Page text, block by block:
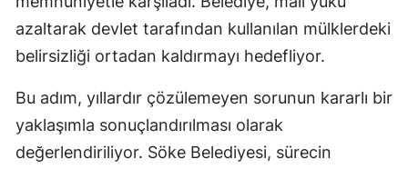
azaltarak devlet tarafından kullanılan mülklerdeki
belirsizliği ortadan kaldırmayı hedefliyor.
Bu adım, yıllardır çözülemeyen sorunun kararlı bir
yaklaşımla sonuçlandırılması olarak
değerlendiriliyor. Söke Belediyesi, sürecin